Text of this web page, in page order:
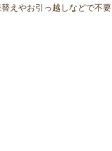
えやお引っ越しなどで不要